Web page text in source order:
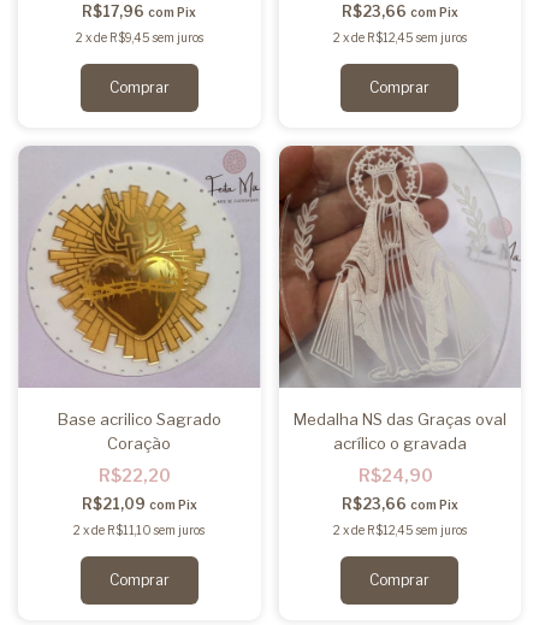
R$17,96com Pix
2 xde R$9,45 sem juros
R$23,66 com Pix
2 xde R$12,45 sem juros
Base acrilico Sagrado
Coração
R$22,20
R$21,09 com Pix
2 xde R$11,10 sem juros
Medalha NS das Graças oval
acrílico o gravada
R$24,90
R$23,66 com Pix
2 xde R$12,45 sem juros